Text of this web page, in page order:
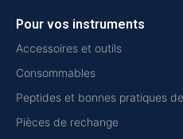
Pour vos instruments
Accessoires et outils
Consommables
Peptides et bonnes pratiques
Pièces de rechange